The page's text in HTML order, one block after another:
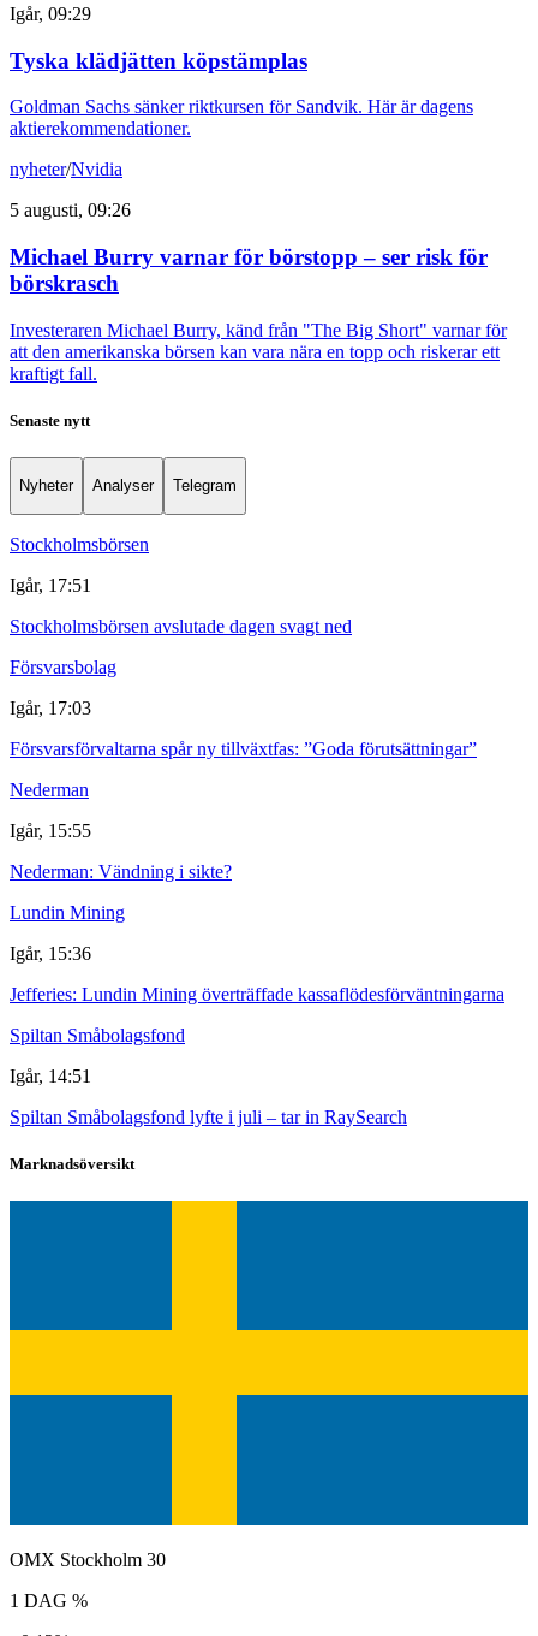
Igår, 09:29
Tyska klädjätten köpstämplas
Goldman Sachs sänker riktkursen för Sandvik. Här är dagens
aktierekommendationer.
nyheter/Nvidia
5 augusti, 09:26
Michael Burry varnar för börstopp – ser risk för
börskrasch
Investeraren Michael Burry, känd från "The Big Short" varnar för
att den amerikanska börsen kan vara nära en topp och riskerar ett
kraftigt fall.
Senaste nytt
Nyheter Analyser Telegram
Stockholmsbörsen
Igår, 17:51
Stockholmsbörsen avslutade dagen svagt ned
Försvarsbolag
Igår, 17:03
Försvarsförvaltarna spår ny tillväxtfas: ”Goda förutsättningar”
Nederman
Igår, 15:55
Nederman: Vändning i sikte?
Lundin Mining
Igår, 15:36
Jefferies: Lundin Mining överträffade kassaflödesförväntningarna
Spiltan Småbolagsfond
Igår, 14:51
Spiltan Småbolagsfond lyfte i juli – tar in RaySearch
Marknadsöversikt
OMX Stockholm 30
1 DAG %